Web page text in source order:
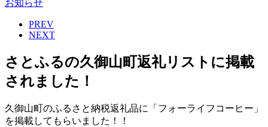
お知らせ
PREV
NEXT
さとふるの久御山町返礼リストに掲載
されました！
久御山町のふるさと納税返礼品に「フォーライフコーヒー」
を掲載してもらいました！！